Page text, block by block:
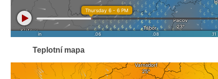
Teplotní mapa